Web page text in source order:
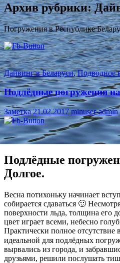
Архив рубрики:
Погружения в Республике
Дайвинг в Беларуси,Подводное
Подлёдные погружения
Заметка 21.02.2017 minuser-admin
Подлёдные
Долгое.
Весна потихоньку начинает
собирается сдаваться 🙂
поверхности льда, толщина его
цвет играет всеми, небесно
Практически полное отсутствие
идеальной для подлёдных
вырвались из города, и
друзьями, решили послушать